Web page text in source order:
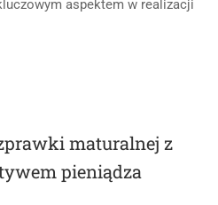
aspektem w realizacji
maturalnej z
pieniądza